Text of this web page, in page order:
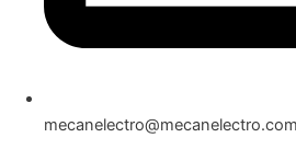
mecanelectro@mecanelectro.com